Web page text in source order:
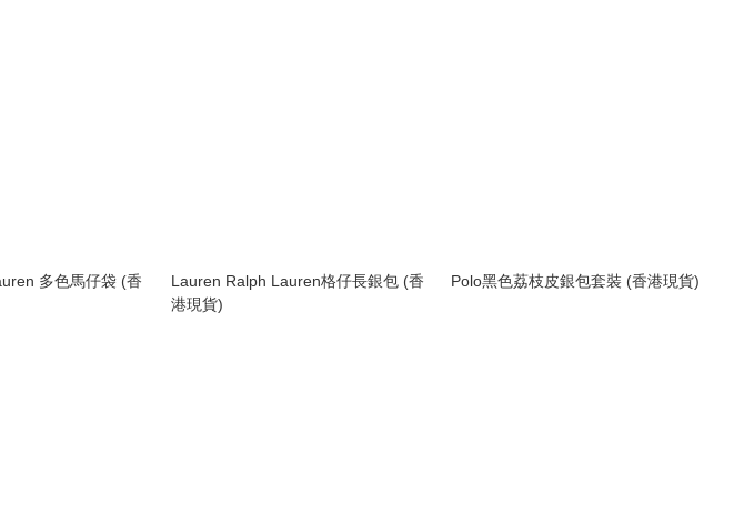
多色馬仔袋 (香
Lauren Ralph Lauren格仔長銀包 (香
港現貨)
Polo黑色荔枝皮銀包套裝 (香港現貨)